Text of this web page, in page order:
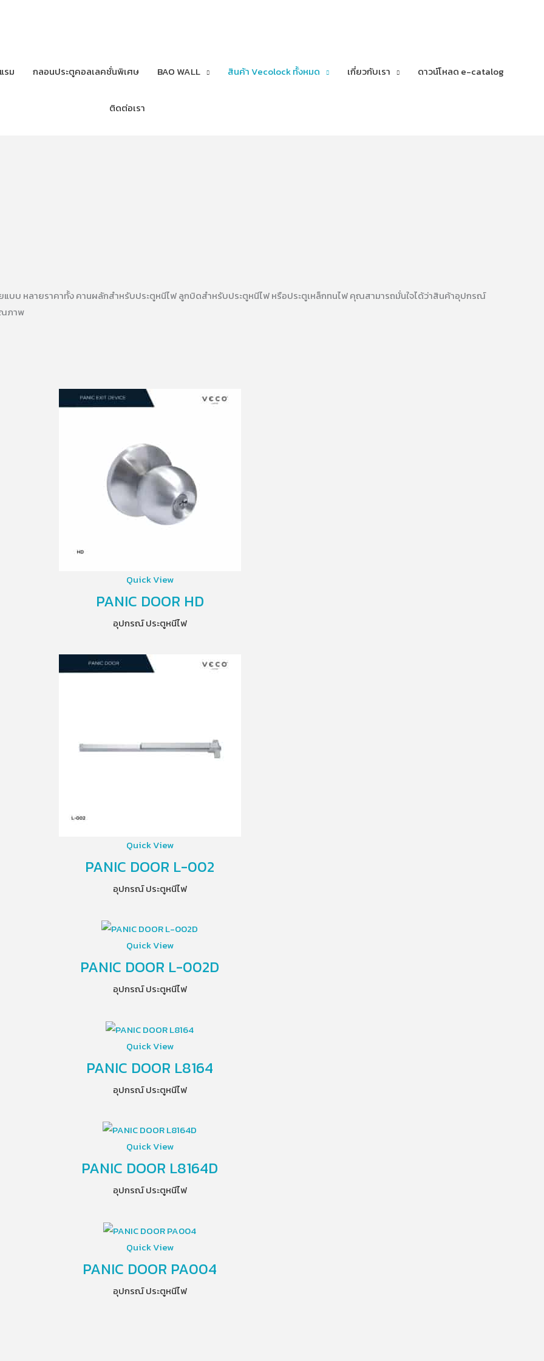
รม กลอนประตูคอลเลคชั่นพิเศษ BAO WALL สินค้า Vecolock ทั้งหมด เกี่ยวกับเรา ดาวน์โหลด e-catalog
ติดต่อเรา
บบ หลายราคาทั้ง คานผลักสำหรับประตูหนีไฟ ลูกบิดสำหรับประตูหนีไฟ หรือประตูเหล็กทนไฟ คุณสามารถมั่นใจได้ว่าสินค้าอุปกรณ์
ณภาพ
Quick View
PANIC DOOR HD
อุปกรณ์ ประตูหนีไฟ
Quick View
PANIC DOOR L-002
อุปกรณ์ ประตูหนีไฟ
Quick View
PANIC DOOR L-002D
อุปกรณ์ ประตูหนีไฟ
Quick View
PANIC DOOR L8164
อุปกรณ์ ประตูหนีไฟ
Quick View
PANIC DOOR L8164D
อุปกรณ์ ประตูหนีไฟ
Quick View
PANIC DOOR PA004
อุปกรณ์ ประตูหนีไฟ